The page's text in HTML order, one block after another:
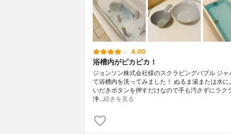
4.00
浴槽内がピカピカ！
ジョンソン株式会社様のスクラビングバブル ジャ
て浴槽内を洗ってみました！ ぬるま湯または水に
いだきボタンを押すだけなので手も汚さずにラク
浄…続きを見る